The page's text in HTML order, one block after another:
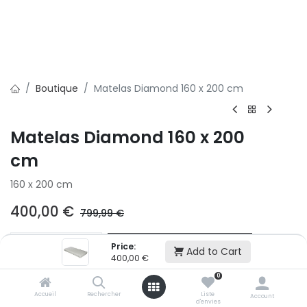
Price:
400,00 € Add to Cart
Accueil Rechercher
0
Liste
d'envies
Account
Boutique Matelas Diamond 160 x 200 cm
Matelas Diamond 160 x 200
cm
160 x 200 cm
400,00 € 799,99€
Ajouter au panier
Ajouter à la liste d'envie